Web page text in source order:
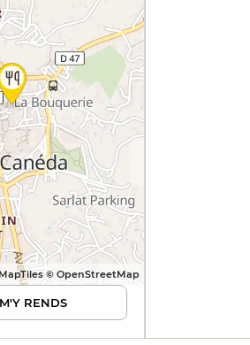
© OpenStreetMap
RENDS